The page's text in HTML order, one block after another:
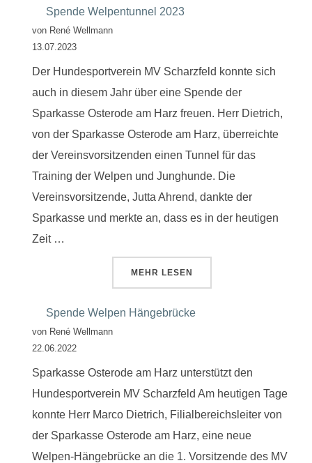
Spende Welpentunnel 2023
von René Wellmann
13.07.2023
Der Hundesportverein MV Scharzfeld konnte sich
auch in diesem Jahr über eine Spende der
Sparkasse Osterode am Harz freuen. Herr Dietrich,
von der Sparkasse Osterode am Harz, überreichte
der Vereinsvorsitzenden einen Tunnel für das
Training der Welpen und Junghunde. Die
Vereinsvorsitzende, Jutta Ahrend, dankte der
Sparkasse und merkte an, dass es in der heutigen
Zeit …
MEHR ÜBER “SPENDE
LESEN
Spende Welpen Hängebrücke
von René Wellmann
22.06.2022
Sparkasse Osterode am Harz unterstützt den
Hundesportverein MV Scharzfeld Am heutigen Tage
konnte Herr Marco Dietrich, Filialbereichsleiter von
der Sparkasse Osterode am Harz, eine neue
Welpen-Hängebrücke an die 1. Vorsitzende des MV